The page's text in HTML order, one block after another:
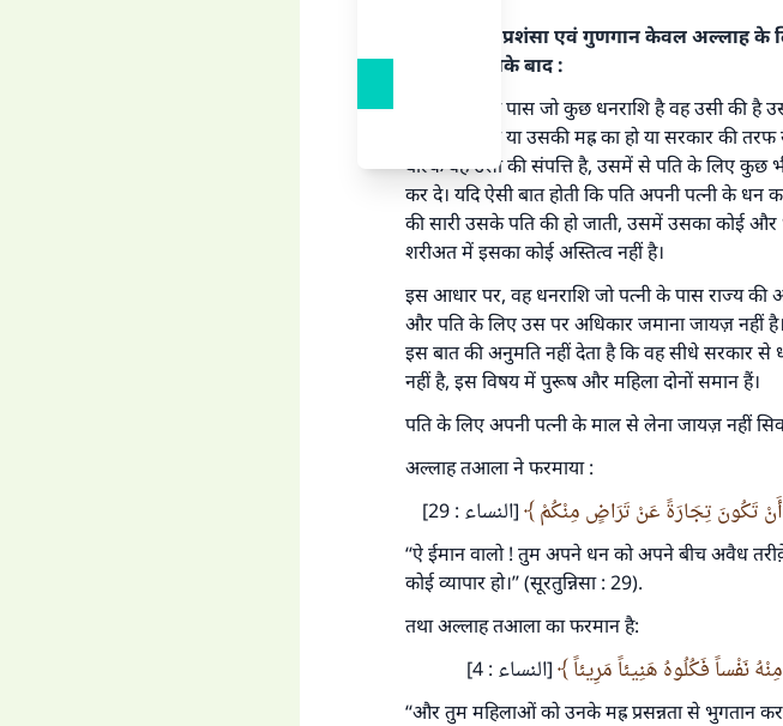
हर प्रकार की प्रशंसा एवं गुणगान केवल अल्लाह
रसूल पर। इसके बाद :
मूलतः पत्नी के पास जो कुछ धनराशि है वह उसी की है
विरासत का हो या उसकी मह्र का हो या सरकार की
बल्कि वह उसी की संपत्ति है, उसमें से पति के लिए कुछ
कर दे। यदि ऐसी बात होती कि पति अपनी पत्नी के धन
की सारी उसके पति की हो जाती, उसमें उसका कोई और
शरीअत में इसका कोई अस्तित्व नहीं है।
इस आधार पर, वह धनराशि जो पत्नी के पास राज्य
और पति के लिए उस पर अधिकार जमाना जायज़
इस बात की अनुमति नहीं देता है कि वह सीधे सरकार
नहीं है, इस विषय में पुरूष और महिला दोनों समान हैं।
पति के लिए अपनी पत्नी के माल से लेना जायज़ नहीं
अल्लाह तआला ने फरमाया :
أَنْ تَكُونَ تِجَارَةً عَنْ تَرَاضٍ مِنْكُمْ
[النساء : 29]
‘‘ऐ ईमान वालो ! तुम अपने धन को अपने बीच अवैध
कोई व्यापार हो।’’ (सूरतुन्निसा : 29).
तथा अल्लाह तआला का फरमान है:
نَفْساً فَكُلُوهُ هَنِيئاً مَرِيئاً
[النساء : 4]
‘‘और तुम महिलाओं को उनके मह्र प्रसन्नता से
उत्तर संख्या
उम्मत के प्रश्नों का
अल्लाह के रसूल
'जो व्यक्ति भलाई का मार्ग दर्शाए,